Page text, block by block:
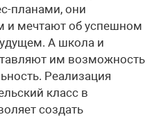
планами, они
и мечтают об успешном
А школа и
им возможность
Реализация
класс в
создать